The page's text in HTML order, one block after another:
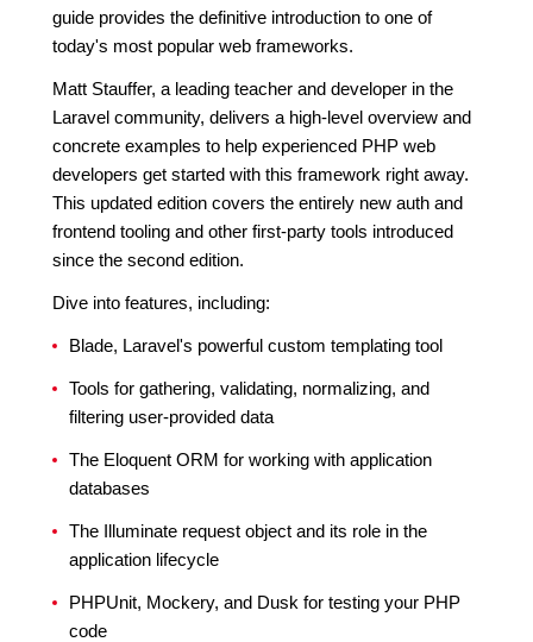
guide provides the definitive introduction to one of
today's most popular web frameworks.
Matt Stauffer, a leading teacher and developer in the
Laravel community, delivers a high-level overview and
concrete examples to help experienced PHP web
developers get started with this framework right away.
This updated edition covers the entirely new auth and
frontend tooling and other first-party tools introduced
since the second edition.
Dive into features, including:
Blade, Laravel's powerful custom templating tool
Tools for gathering, validating, normalizing, and
filtering user-provided data
The Eloquent ORM for working with application
databases
The Illuminate request object and its role in the
application lifecycle
PHPUnit, Mockery, and Dusk for testing your PHP
code